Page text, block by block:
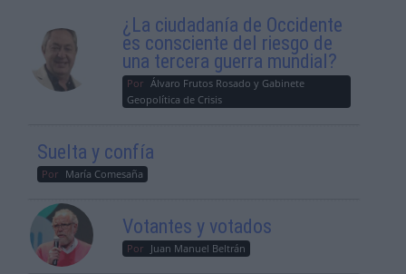
¿La ciudadanía de Occidente
es consciente del riesgo de
una tercera guerra mundial?
Por Álvaro Frutos Rosado y Gabinete
Geopolítica de Crisis
Suelta y confía
Por María Comesaña
Votantes y votados
Por Juan Manuel Beltrán